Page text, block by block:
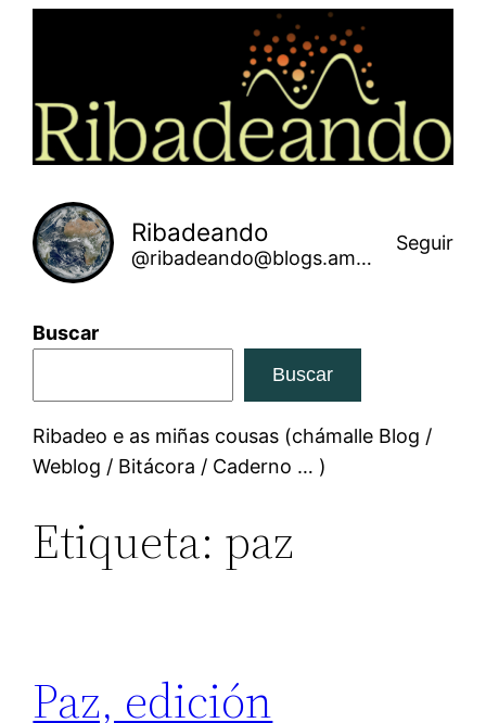
Ribadeando
@ribadeando@blogs.amarinha.gal
Seguir
Buscar
Buscar
Ribadeo e as miñas cousas (chámalle Blog /
Weblog / Bitácora / Caderno … )
Etiqueta: paz
Paz, edición